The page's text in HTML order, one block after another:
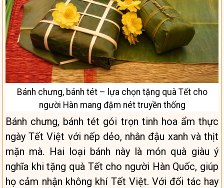
Bánh chưng, bánh tét – lựa chọn tặng quà Tết cho
người Hàn mang đậm nét truyền thống
Bánh chưng, bánh tét gói trọn tinh hoa ẩm thực
ngày Tết Việt với nếp dẻo, nhân đậu xanh và thịt
mặn mà. Hai loại bánh này là món quà giàu ý
nghĩa khi tặng quà Tết cho người Hàn Quốc, giúp
họ cảm nhận không khí Tết Việt. Với đối tác hay